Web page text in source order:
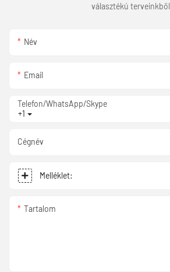
választékú terveinkből
Név
Email
+1
Telefon/WhatsApp/Skype
Cégnév
Melléklet:
Tartalom